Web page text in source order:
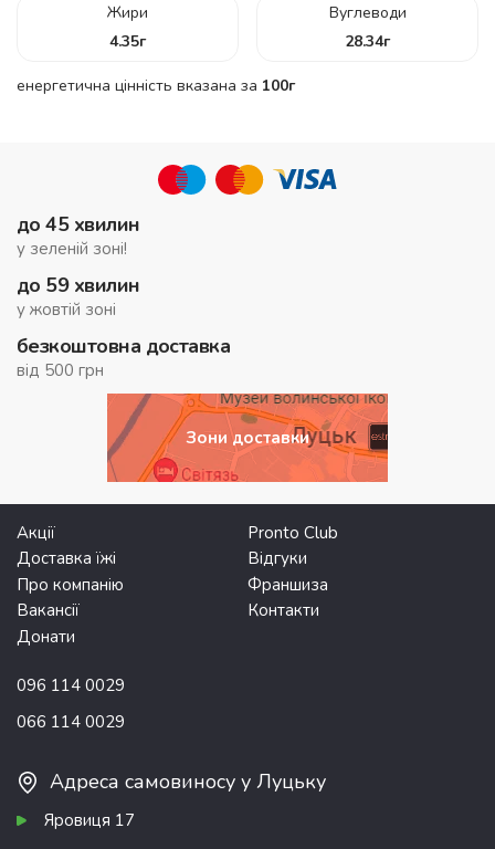
Жири
4.35г
Вуглеводи
28.34г
енергетична цінність вказана за 100г
до 45 хвилин
у зеленій зоні!
до 59 хвилин
у жовтій зоні
безкоштовна доставка
від 500 грн
Зони доставки
Акції
Pronto Club
Доставка їжі
Відгуки
Про компанію
Франшиза
Вакансії
Контакти
Донати
096 114 0029
066 114 0029
Адреса самовиносу у Луцьку
Яровиця 17